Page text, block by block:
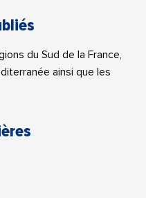
du Sud de la France,
ainsi que les